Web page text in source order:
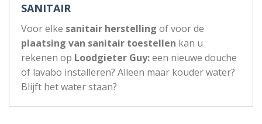
SANITAIR
Voor elke sanitair herstelling of voor de
plaatsing van sanitair toestellen kan u
rekenen op Loodgieter Guy:een nieuwe douche
of lavabo installeren? Alleen maar kouder water?
Blijft het water staan?